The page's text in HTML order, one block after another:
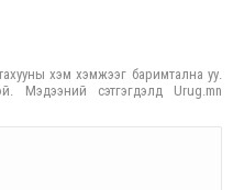
хэм хэмжээг баримтална уу.
Мэдээний сэтгэгдэлд Urug.mn